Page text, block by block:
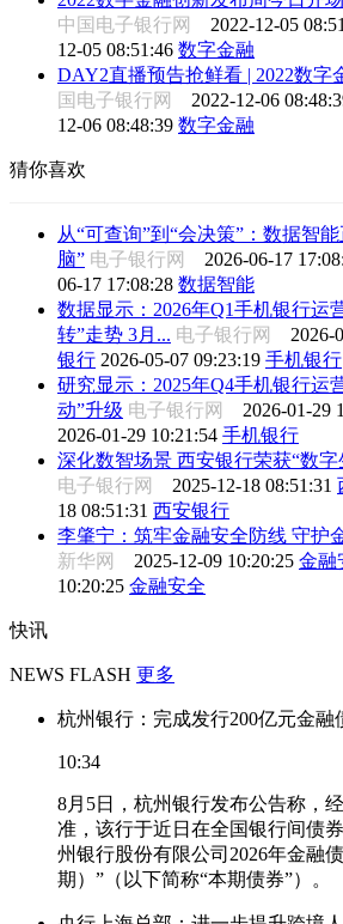
中国电子银行网 2022-12-05
12-05 08:51:46 数字金融
DAY2直播预告抢鲜看 | 2022数字
国电子银行网 2022-12-06
12-06 08:48:39 数字金融
猜你喜欢
从“可查询”到“会决策”：数据智
脑” 电子银行网 2026-06-17
06-17 17:08:28 数据智能
数据显示：2026年Q1手机银行运
转”走势 3月... 电子银行网 2026-
银行 2026-05-07 09:23:19 手机银行
研究显示：2025年Q4手机银行运
动”升级 电子银行网 2026-01-29
2026-01-29 10:21:54 手机银行
深化数智场景 西安银行荣获“数
电子银行网 2025-12-18 08:51:31
18 08:51:31 西安银行
李肇宁：筑牢金融安全防线 守护
新华网 2025-12-09 10:20:25 金融
10:20:25 金融安全
快讯
NEWS FLASH 更多
杭州银行：完成发行200亿元金融
10:34
8月5日，杭州银行发布公告称，
准，该行于近日在全国银行间债
州银行股份有限公司2026年金融
期）”（以下简称“本期债券”）。